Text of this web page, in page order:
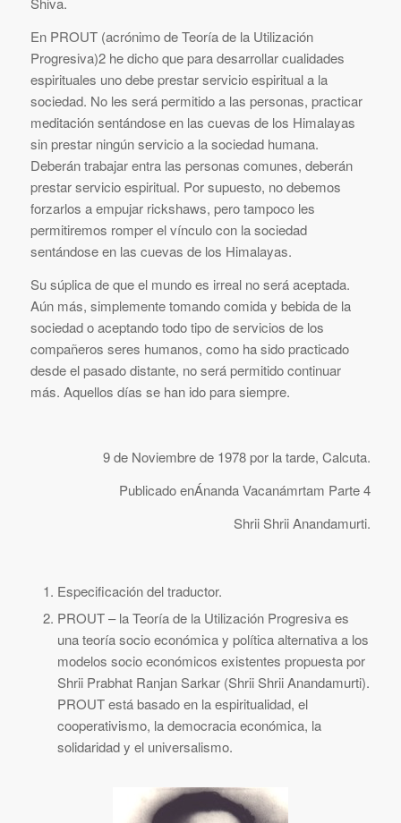
En PROUT (acrónimo de Teoría de la Utilización
Progresiva)2 he dicho que para desarrollar cualidades
espirituales uno debe prestar servicio espiritual a la
sociedad. No les será permitido a las personas, practicar
meditación sentándose en las cuevas de los Himalayas
sin prestar ningún servicio a la sociedad humana.
Deberán trabajar entra las personas comunes, deberán
prestar servicio espiritual. Por supuesto, no debemos
forzarlos a empujar rickshaws, pero tampoco les
permitiremos romper el vínculo con la sociedad
sentándose en las cuevas de los Himalayas.
Su súplica de que el mundo es irreal no será aceptada.
Aún más, simplemente tomando comida y bebida de la
sociedad o aceptando todo tipo de servicios de los
compañeros seres humanos, como ha sido practicado
desde el pasado distante, no será permitido continuar
más. Aquellos días se han ido para siempre.
9 de Noviembre de 1978 por la tarde, Calcuta.
Publicado enÁnanda Vacanámrtam Parte 4
Shrii Shrii Anandamurti.
Especificación del traductor.
PROUT – la Teoría de la Utilización Progresiva es
una teoría socio económica y política alternativa a los
modelos socio económicos existentes propuesta por
Shrii Prabhat Ranjan Sarkar (Shrii Shrii Anandamurti).
PROUT está basado en la espiritualidad, el
cooperativismo, la democracia económica, la
solidaridad y el universalismo.